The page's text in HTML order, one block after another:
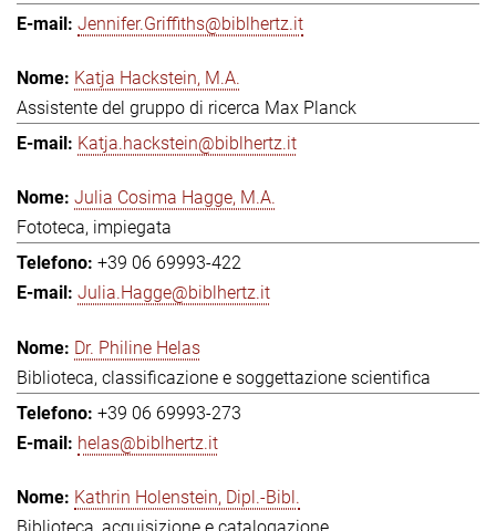
Jennifer.Griffiths@biblhertz.it
Katja Hackstein, M.A.
Assistente del gruppo di ricerca Max Planck
Katja.hackstein@biblhertz.it
Julia Cosima Hagge, M.A.
Fototeca, impiegata
+39 06 69993-422
Julia.Hagge@biblhertz.it
Dr. Philine Helas
Biblioteca, classificazione e soggettazione scientifica
+39 06 69993-273
helas@biblhertz.it
Kathrin Holenstein, Dipl.-Bibl.